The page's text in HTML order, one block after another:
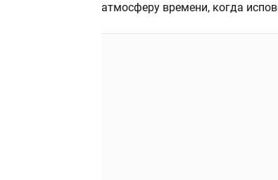
атмосферу времени, когда